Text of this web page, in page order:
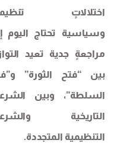
اختلالاتٍ تنظيمية
وسياسية تحتاج اليوم إلى
مراجعةٍ جدية تعيد التوازن
بين “فتح الثورة” و”فتح
السلطة”، وبين الشرعية
التاريخية والشرعية
التنظيمية المتجددة.